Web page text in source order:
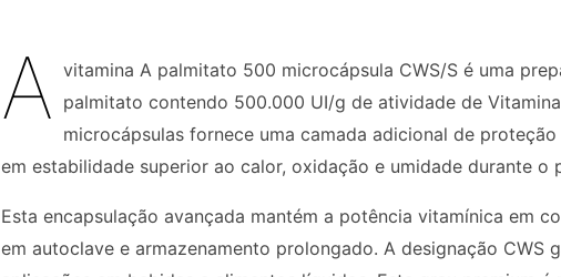
A vitamina A palmitato 500 microcápsula CWS/S é uma
palmitato contendo 500.000 UI/g de atividade de
microcápsulas fornece uma camada adicional de
em estabilidade superior ao calor, oxidação e umidade durante o
Esta encapsulação avançada mantém a potência vitamínica em
em autoclave e armazenamento prolongado. A designação